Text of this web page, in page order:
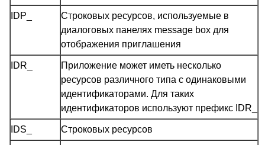
IDP_
Строковых ресурсов, используемые в
диалоговых панелях message box для
отображения приглашения
IDR_
Приложение может иметь несколько
ресурсов различного типа с одинаковыми
идентификаторами. Для таких
идентификаторов используют префикс IDR_
IDS_ Строковых ресурсов